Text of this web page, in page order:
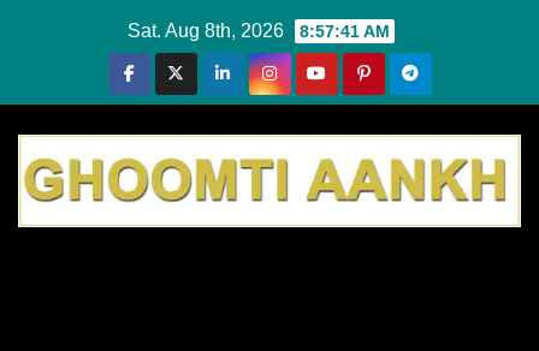
Sat. Aug 8th, 2026 8:57:43 AM